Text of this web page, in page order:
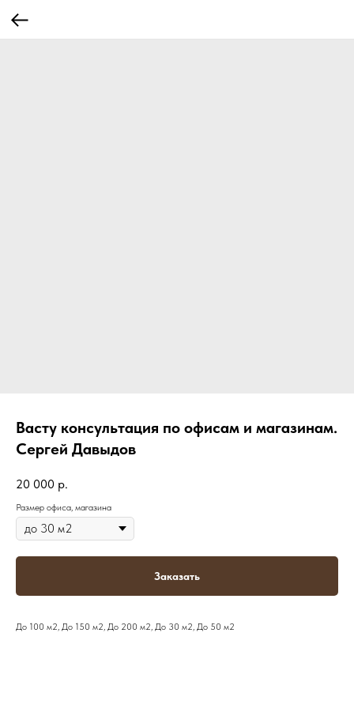
Васту консультация по офисам и магазинам.
Сергей Давыдов
20 000 р.
Размер офиса, магазина
Заказать
До 100 м2, До 150 м2, До 200 м2, До 30 м2, До 50 м2